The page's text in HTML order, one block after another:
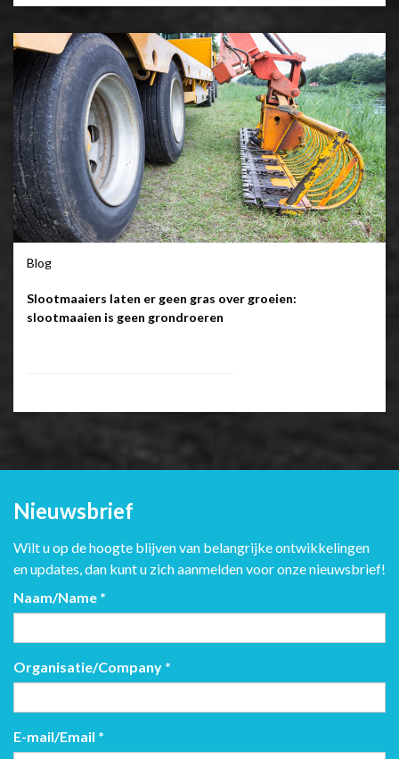
Blog
Slootmaaiers laten er geen gras over groeien:
slootmaaien is geen grondroeren
Nieuwsbrief
Wilt u op de hoogte blijven van belangrijke ontwikkelingen
en updates, dan kunt u zich aanmelden voor onze nieuwsbrief!
Naam/Name *
Organisatie/Company *
E-mail/Email *